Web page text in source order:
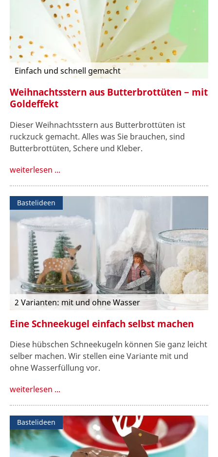
Einfach und schnell gemacht
Weihnachtsstern aus Butterbrottüten − mit
Goldeffekt
Dieser Weihnachtsstern aus Butterbrottüten ist
ruckzuck gemacht. Alles was Sie brauchen, sind
Butterbrottüten, Schere und Kleber.
weiterlesen ...
Bastelideen
2 Varianten: mit und ohne Wasser
Eine Schneekugel einfach selbst machen
Diese hübschen Schneekugeln können Sie ganz leicht
selber machen. Wir stellen eine Variante mit und
ohne Wasserfüllung vor.
weiterlesen ...
Bastelideen